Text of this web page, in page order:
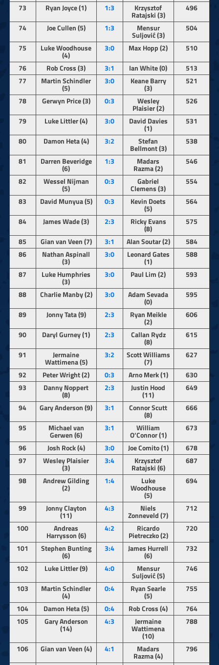
73
Ryan Joyce (1) 1:3 Krzysztof
Ratajski (3)
496
74
Joe Cullen (5) 1:3 Mensur
Suljović (3)
504
75
Luke Woodhouse
(4)
3:0 Max Hopp (2)
510
76
Rob Cross (3) 3:1 Ian White (0)
513
77
Martin Schindler
(5)
3:0 Keane Barry
(3)
521
78
Gerwyn Price (3) 0:3 Wesley
Plaisier (2)
526
79
Luke Littler (4) 3:0 David Davies
(1)
531
80
Damon Heta (4) 3:2 Stefan
Bellmont (3)
538
81
Darren Beveridge
(6)
1:3 Madars
Razma (2)
546
82
Wessel Nijman
(5)
0:3 Gabriel
Clemens (3)
554
83
David Munyua (5) 0:3 Kevin Doets
(5)
564
84
James Wade (3) 2:3 Ricky Evans
(8)
575
85
Gian van Veen (7) 3:1 Alan Soutar (2)
584
86
Nathan Aspinall
(3)
3:0 Leonard Gates
(1)
588
87
Luke Humphries
(3)
3:0 Paul Lim (2)
593
88
Charlie Manby (2) 3:0 Adam Sevada
(0)
595
89
Jonny Tata (9) 2:3 Ryan Meikle
(2)
606
90
Daryl Gurney (1) 2:3 Callan Rydz
(8)
615
91
Jermaine
Wattimena (5)
3:2 Scott Williams
(7)
627
92
Peter Wright (2) 0:3 Arno Merk (1)
630
93
Danny Noppert
(8)
2:3 Justin Hood
(11)
649
94
Gary Anderson (9) 3:1 Connor Scutt
(8)
666
95
Michael van
Gerwen (6)
3:1 William
O’Connor (1)
673
96
Josh Rock (4) 3:0 Joe Comito (1)
678
97
Wesley Plaisier
(3)
3:4 Krzysztof
Ratajski (6)
687
98
Andrew Gilding
(2)
1:4 Luke
Woodhouse
(5)
694
99 Jonny Clayton
(11)
4:3 Niels
Zonneveld (7)
712
100
Andreas
Harrysson (6)
4:2 Ricardo
Pietreczko (2)
720
101
Stephen Bunting
(6)
3:4 James Hurrell
(6)
732
102
Luke Littler (9) 4:0 Mensur
Suljović (5)
746
103
Martin Schindler
(4)
0:4 Ryan Searle
(5)
755
104
Damon Heta (5) 0:4 Rob Cross (4)
764
105
Gary Anderson
(14)
4:3 Jermaine
Wattimena
(10)
788
106 Gian van Veen (4) 4:1 Madars
Razma (4)
796